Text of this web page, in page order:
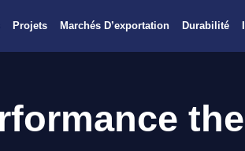
Projets Marchés D’exportation Durabilité